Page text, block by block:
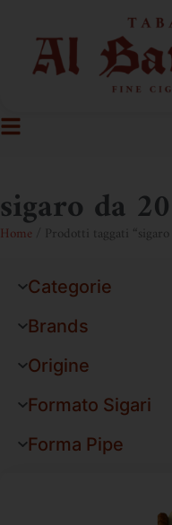
sigaro da 20
Home / Prodotti taggati
Categorie
Brands
Origine
Formato Sigari
Forma Pipe